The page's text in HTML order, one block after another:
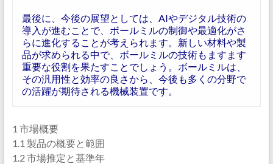
最後に、今後の展望としては、AIやデジタル技術の
導入が進むことで、ボールミルの制御や最適化がさ
らに進化することが考えられます。新しい材料や製
品が求められる中で、ボールミルの技術もますます
重要な役割を果たすことでしょう。ボールミルは、
その汎用性と効率の良さから、今後も多くの分野で
の活躍が期待される機械装置です。
1 市場概要
1.1 製品の概要と範囲
1.2 市場推定と基準年